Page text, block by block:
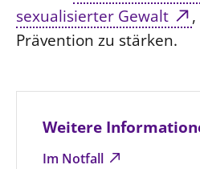
Weitere
Im Notfall
sexualisierter Gewalt
Prävention zu stärken.